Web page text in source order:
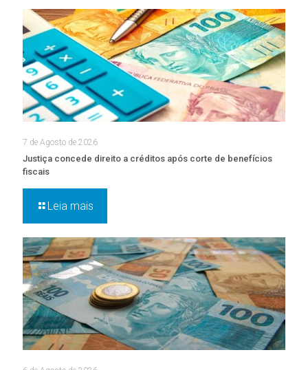
7 de Agosto de 2026
Justiça concede direito a créditos após corte de benefícios
fiscais
Leia mais